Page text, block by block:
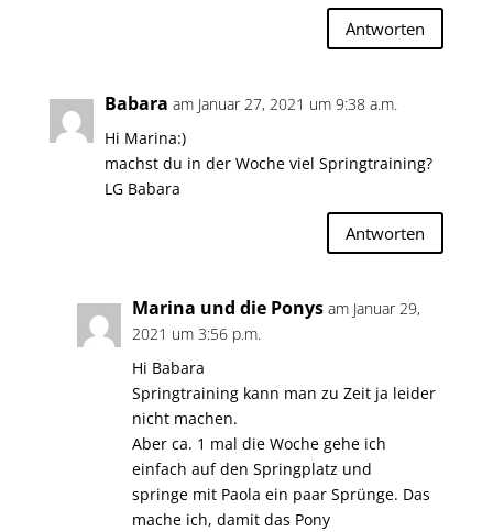
Antworten
Babara am Januar 27, 2021 um 9:38 a.m.
Hi Marina:)
machst du in der Woche viel Springtraining?
LG Babara
Antworten
Marina und die Ponys am Januar 29,
2021 um 3:56 p.m.
Hi Babara
Springtraining kann man zu Zeit ja leider
nicht machen.
Aber ca. 1 mal die Woche gehe ich
einfach auf den Springplatz und
springe mit Paola ein paar Sprünge. Das
mache ich, damit das Pony